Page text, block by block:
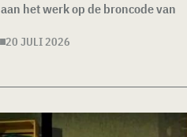
het werk op de broncode van
20 JULI 2026